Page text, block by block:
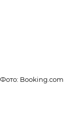
Фото: Booking.com